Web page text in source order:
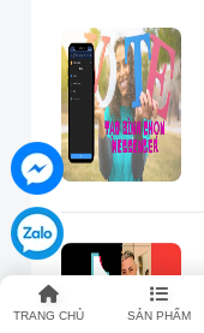
TRANG CHỦ SẢN PHẨM